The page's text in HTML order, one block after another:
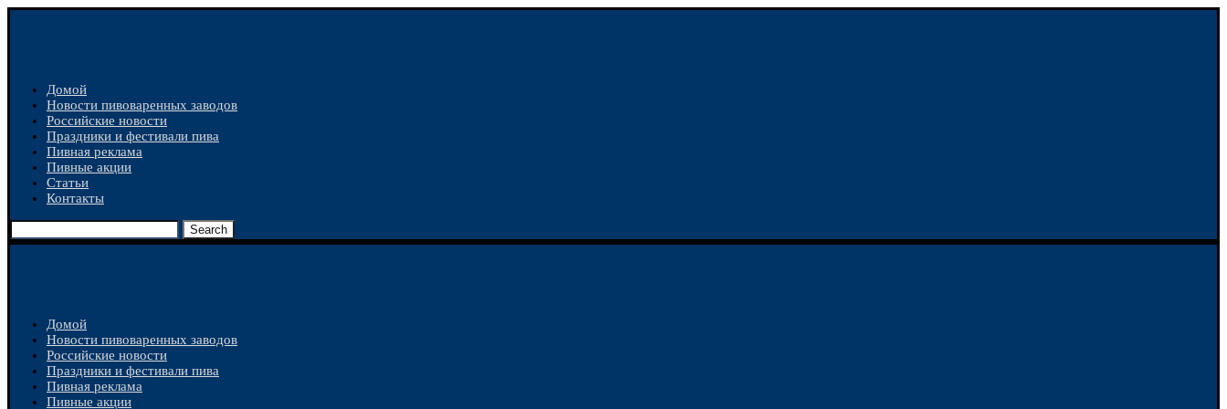
Домой
Новости пивоваренных заводов
Российские новости
Праздники и фестивали пива
Пивная реклама
Пивные акции
Статьи
Контакты
Search
Домой
Новости пивоваренных заводов
Российские новости
Праздники и фестивали пива
Пивная реклама
Пивные акции